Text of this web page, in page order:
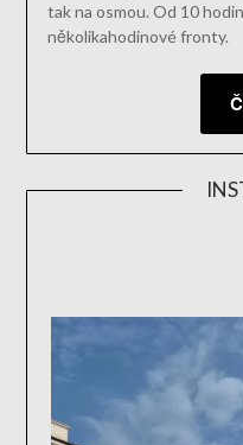
tak na osmou. Od 10
několikahodinové fronty.